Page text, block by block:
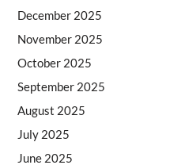
December 2025
November 2025
October 2025
September 2025
August 2025
July 2025
June 2025